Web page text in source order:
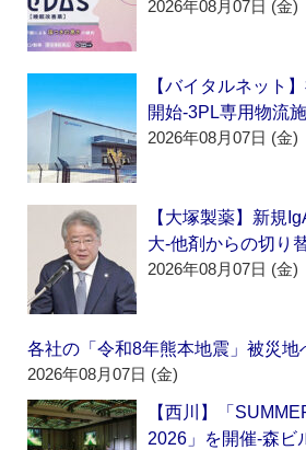
2026年08月07日 (金)
【バイタルネット
開始‐3PL専用物流
2026年08月07日 (金)
【大塚製薬】新規
大‐他剤からの切り
2026年08月07日 (金)
各社の「令和8年熊本地震」被災地
2026年08月07日 (金)
【西川】「
2026」を開催‐森ビ